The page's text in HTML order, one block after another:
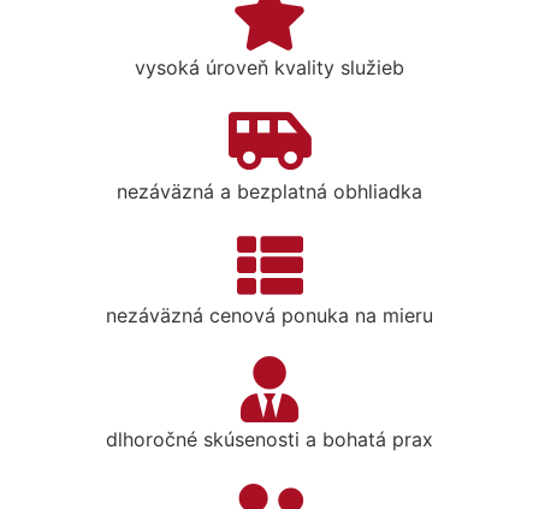
vysoká úroveň kvality služieb
nezáväzná a bezplatná obhliadka
nezáväzná cenová ponuka na mieru
dlhoročné skúsenosti a bohatá prax